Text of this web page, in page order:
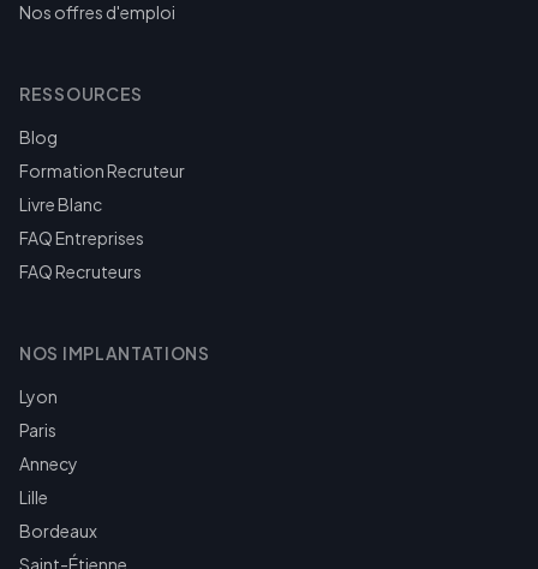
Nos offres d'emploi
RESSOURCES
Blog
Formation Recruteur
Livre Blanc
FAQ Entreprises
FAQ Recruteurs
NOS IMPLANTATIONS
Lyon
Paris
Annecy
Lille
Bordeaux
Saint-Étienne